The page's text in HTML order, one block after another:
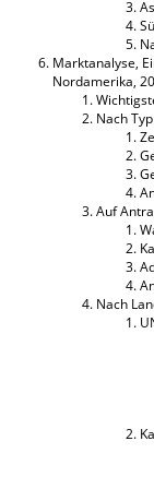
Marktanalyse,
Nordamerika,
Nach Typ
Auf
Nach